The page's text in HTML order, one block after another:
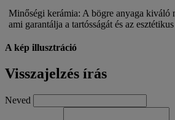
Minőségi kerámia: A bögre anyaga kiváló
ami garantálja a tartósságát és az
A kép illusztráció
Visszajelzés írás
Neved